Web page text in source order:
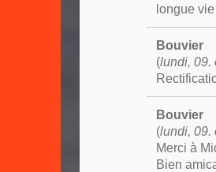
longue
Bouvier
(lundi, 09.
Bouvier
(lundi, 09.
Merci à
Bien